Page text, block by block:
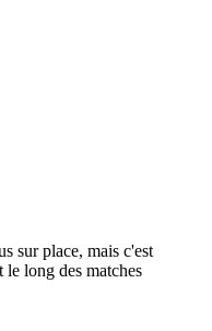
sur place, mais c'est
le long des matches